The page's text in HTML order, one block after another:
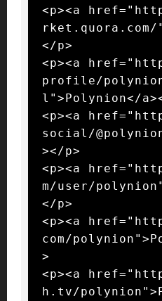
<p><a
rket.quora.com/
</p>
<p><a
profile/
l">Polynion</
<p><a
social/
></p>
<p><a
m/user/
</p>
<p><a
com/
>
<p><a
h.tv/